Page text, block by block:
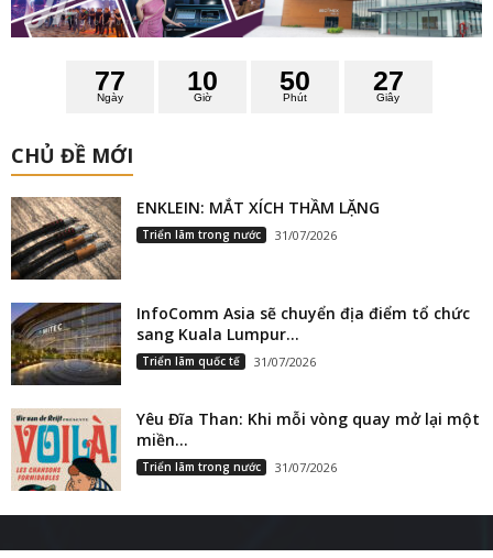
Ngày
77
Giờ
10
Phút
50
Giây
26
7
CHỦ ĐỀ MỚI
ENKLEIN: MẮT XÍCH THẦM LẶNG
Triển lãm trong nước 31/07/2026
InfoComm Asia sẽ chuyển địa điểm tổ chức
sang Kuala Lumpur...
Triển lãm quốc tế 31/07/2026
Yêu Đĩa Than: Khi mỗi vòng quay mở lại một
miền...
Triển lãm trong nước 31/07/2026